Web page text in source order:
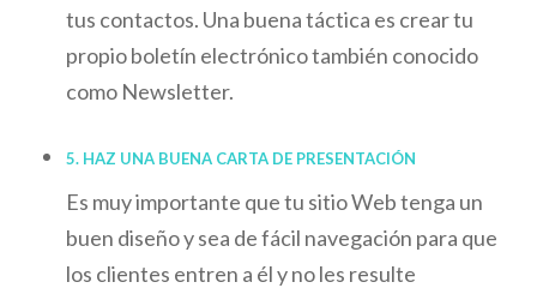
tus contactos. Una buena táctica es crear tu
propio boletín electrónico también conocido
como Newsletter.
5. HAZ UNA BUENA CARTA DE PRESENTACIÓN
Es muy importante que tu sitio Web tenga un
buen diseño y sea de fácil navegación para que
los clientes entren a él y no les resulte